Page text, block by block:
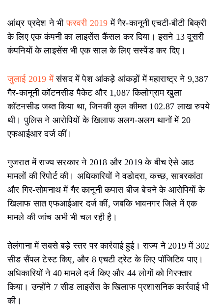
आंध्र प्रदेश ने भीफरवरी 2019 में गैर-कानूनी एचटी-बीटी बिक्री
के लिए एक कंपनी का लाइसेंस कैंसल कर दिया। इसने 13 दूसरी
कंपनियों के लाइसेंस भी एक साल के लिए सस्पेंड कर दिए।
जुलाई 2019 मेंसंसद में पेश आंकड़े आंकड़ों में महाराष्ट्र ने 9,387
गैर-कानूनी कॉटनसीड पैकेट और 1,087 किलोग्राम खुला
कॉटनसीड जब्त किया था, जिनकी कुल कीमत 102.87 लाख रुपये
थी। पुलिस ने आरोपियों के खिलाफ अलग-अलग थानों में 20
एफआईआर दर्ज कीं।
गुजरात में राज्य सरकार ने 2018 और 2019 के बीच ऐसे आठ
मामलों की रिपोर्ट की। अधिकारियों ने वडोदरा, कच्छ, साबरकांठा
और गिर-सोमनाथ में गैर कानूनी कपास बीज बेचने के आरोपियों के
खिलाफ सात एफआईआर दर्ज कीं, जबकि भावनगर जिले में एक
मामले की जांच अभी भी चल रही है।
तेलंगाना में सबसे बड़े स्तर पर कार्रवाई हुई। राज्य ने 2019 में 302
सीड सैंपल टेस्ट किए, और 8 एचटी ट्रेट के लिए पॉजिटिव पाए।
अधिकारियों ने 40 मामले दर्ज किए और 44 लोगों को गिरफ्तार
किया। उन्होंने 7 सीड लाइसेंस के खिलाफ प्रशासनिक कार्रवाई भी
की।